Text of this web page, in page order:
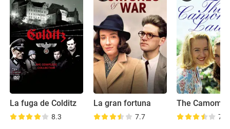
La fuga de Colditz
8.3
La gran fortuna
7.7 7.4